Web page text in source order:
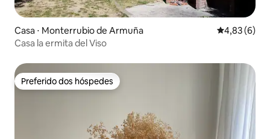
Casa ⋅ Monterrubio de Armuña 4,83 de uma
4,83 (6)
Casa la ermita del Viso
Preferido dos hóspedes
Preferido dos hóspedes